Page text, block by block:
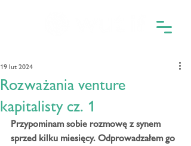
Rozważania venture
kapitalisty cz. 1
19 lut 2024
Przypominam sobie rozmowę z synem
sprzed kilku miesięcy. Odprowadzałem go